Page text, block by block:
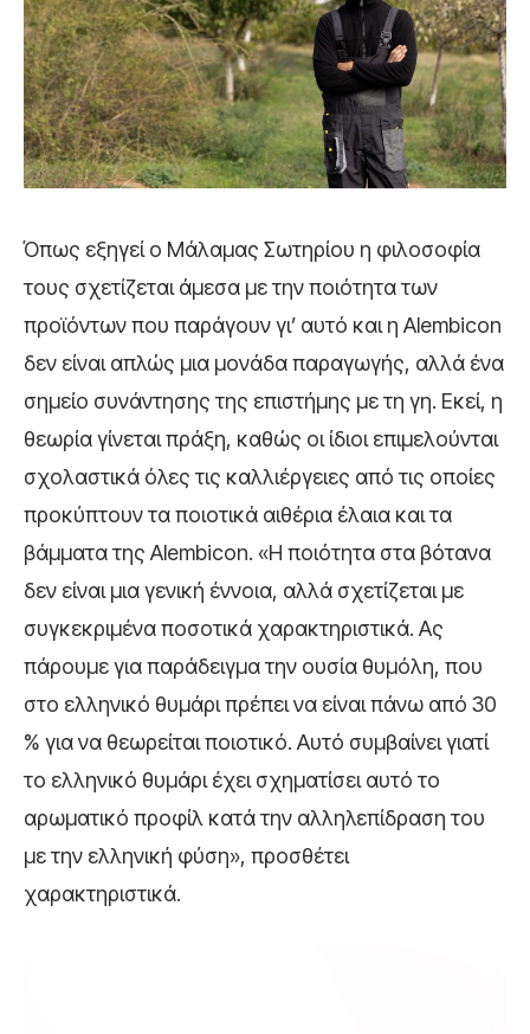
Όπως εξηγεί ο Μάλαμας Σωτηρίου η φιλοσοφία
τους σχετίζεται άμεσα με την ποιότητα των
προϊόντων που παράγουν γι’ αυτό και η Alembicon
δεν είναι απλώς μια μονάδα παραγωγής, αλλά ένα
σημείο συνάντησης της επιστήμης με τη γη. Εκεί, η
θεωρία γίνεται πράξη, καθώς οι ίδιοι επιμελούνται
σχολαστικά όλες τις καλλιέργειες από τις οποίες
προκύπτουν τα ποιοτικά αιθέρια έλαια και τα
βάμματα της Alembicon. «Η ποιότητα στα βότανα
δεν είναι μια γενική έννοια, αλλά σχετίζεται με
συγκεκριμένα ποσοτικά χαρακτηριστικά. Ας
πάρουμε για παράδειγμα την ουσία θυμόλη, που
στο ελληνικό θυμάρι πρέπει να είναι πάνω από 30
% για να θεωρείται ποιοτικό. Αυτό συμβαίνει γιατί
το ελληνικό θυμάρι έχει σχηματίσει αυτό το
αρωματικό προφίλ κατά την αλληλεπίδραση του
με την ελληνική φύση», προσθέτει
χαρακτηριστικά.